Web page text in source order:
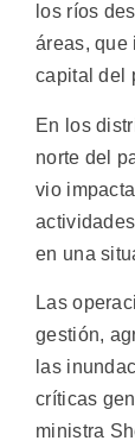
los ríos
áreas, que
capital del
En los
norte del
vio
en una
Las
gestión,
las
críticas
ministra